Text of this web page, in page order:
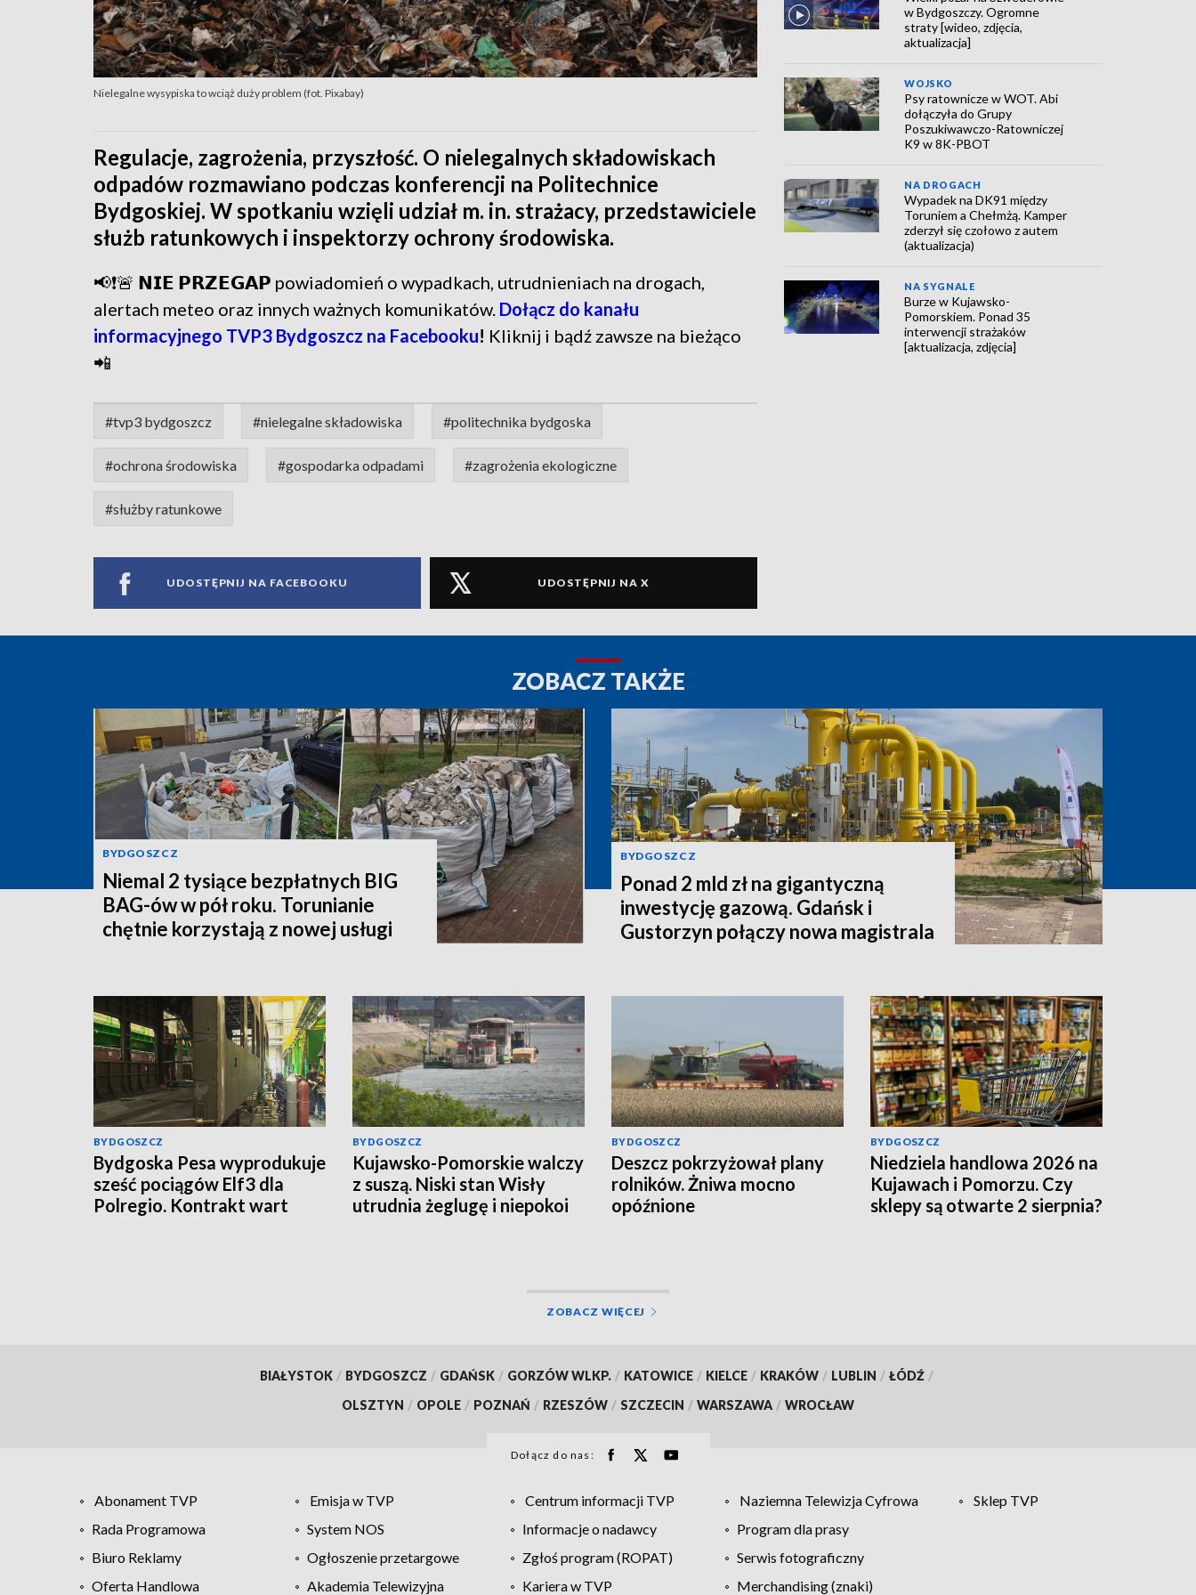
Nielegalne wysypiska to wciąż duży problem (fot. Pixabay)
Regulacje, zagrożenia, przyszłość. O nielegalnych składowiskach
odpadów rozmawiano podczas konferencji na Politechnice
Bydgoskiej. W spotkaniu wzięli udział m. in. strażacy, przedstawiciele
służb ratunkowych i inspektorzy ochrony środowiska.
📢❗🚨 𝗡𝗜𝗘 𝗣𝗥𝗭𝗘𝗚𝗔𝗣 powiadomień o wypadkach, utrudnieniach na drogach,
alertach meteo oraz innych ważnych komunikatów. Dołącz do kanału
informacyjnego TVP3 Bydgoszcz na Facebooku! Kliknij i bądź zawsze na bieżąco
📲
#tvp3 bydgoszcz #nielegalne składowiska #politechnika bydgoska
#ochrona środowiska #gospodarka odpadami #zagrożenia ekologiczne
#służby ratunkowe
UDOSTĘPNIJ NA FACEBOOKU UDOSTĘPNIJ NA X
w Bydgoszczy. Ogromne
straty [wideo, zdjęcia,
aktualizacja]
WOJSKO
Psy ratownicze w WOT. Abi
dołączyła do Grupy
Poszukiwawczo-Ratowniczej
K9 w 8K-PBOT
NA DROGACH
Wypadek na DK91 między
Toruniem a Chełmżą. Kamper
zderzył się czołowo z autem
(aktualizacja)
NA SYGNALE
Burze w Kujawsko-
Pomorskiem. Ponad 35
interwencji strażaków
[aktualizacja, zdjęcia]
ZOBACZ TAKŻE
BYDGOSZCZ
Niemal 2 tysiące bezpłatnych BIG
BAG-ów w pół roku. Torunianie
chętnie korzystają z nowej usługi
BYDGOSZCZ
Ponad 2 mld zł na gigantyczną
inwestycję gazową. Gdańsk i
Gustorzyn połączy nowa magistrala
BYDGOSZCZ
Bydgoska Pesa wyprodukuje
sześć pociągów Elf3 dla
Polregio. Kontrakt wart
BYDGOSZCZ
Kujawsko-Pomorskie walczy
z suszą. Niski stan Wisły
utrudnia żeglugę i niepokoi
BYDGOSZCZ
Deszcz pokrzyżował plany
rolników. Żniwa mocno
opóźnione
BYDGOSZCZ
Niedziela handlowa 2026 na
Kujawach i Pomorzu. Czy
sklepy są otwarte 2 sierpnia?
ZOBACZ WIĘCEJ
BIAŁYSTOK / BYDGOSZCZ / GDAŃSK / GORZÓW WLKP. / KATOWICE / KIELCE / KRAKÓW / LUBLIN / ŁÓDŹ /
OLSZTYN / OPOLE / POZNAŃ / RZESZÓW / SZCZECIN / WARSZAWA / WROCŁAW
Dołącz do nas:
Abonament TVP Emisja w TVP Centrum informacji TVP Naziemna Telewizja Cyfrowa
Sklep TVP
Rada Programowa
System NOS Informacje o nadawcy
Program dla prasy
Biuro Reklamy
Ogłoszenie przetargowe Zgłoś program (ROPAT)
Serwis fotograficzny
Oferta Handlowa
Akademia Telewizyjna Kariera w TVP Merchandising (znaki)